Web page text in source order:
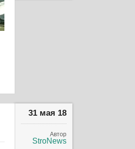
31 мая 18
Автор
StroNews